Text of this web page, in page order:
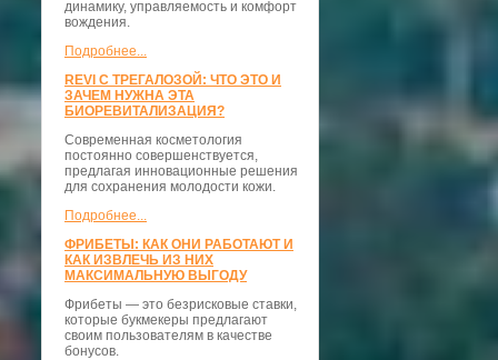
динамику, управляемость и комфорт
вождения.
Подробнее...
REVI С ТРЕГАЛОЗОЙ: ЧТО ЭТО И
ЗАЧЕМ НУЖНА ЭТА
БИОРЕВИТАЛИЗАЦИЯ?
Современная косметология
постоянно совершенствуется,
предлагая инновационные решения
для сохранения молодости кожи.
Подробнее...
ФРИБЕТЫ: КАК ОНИ РАБОТАЮТ И
КАК ИЗВЛЕЧЬ ИЗ НИХ
МАКСИМАЛЬНУЮ ВЫГОДУ
Фрибеты — это безрисковые ставки,
которые букмекеры предлагают
своим пользователям в качестве
бонусов.